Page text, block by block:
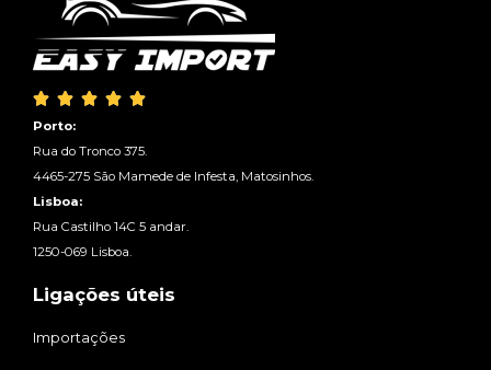
    
Porto:
Rua do Tronco 375.
4465-275 São Mamede de Infesta, Matosinhos.
Lisboa:
Rua Castilho 14C 5 andar.
1250-069 Lisboa.
Ligações úteis
Importações